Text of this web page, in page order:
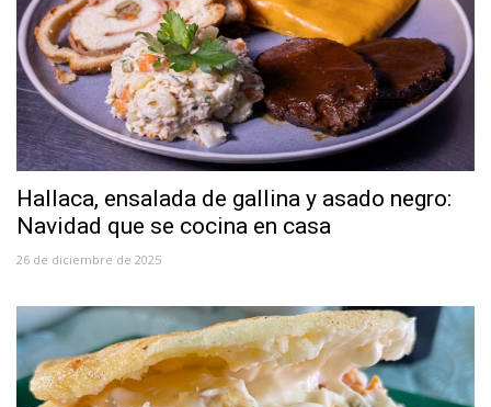
Hallaca, ensalada de gallina y asado negro:
Navidad que se cocina en casa
26 de diciembre de 2025